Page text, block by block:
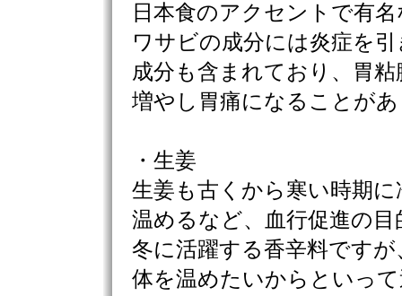
日本食のアクセントで有
ワサビの成分には炎症を
成分も含まれており、胃
増やし胃痛になることが
・生姜
生姜も古くから寒い時期
温めるなど、血行促進の目
冬に活躍する香辛料ですが
体を温めたいからといっ